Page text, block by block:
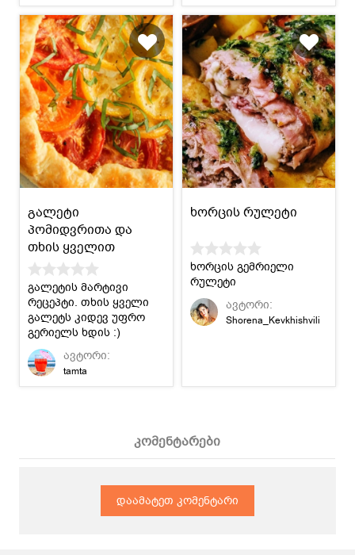
გალეტი
პომიდვრითა და
თხის ყველით
გალეტის მარტივი
რეცეპტი. თხის ყველი
გალეტს კიდევ უფრო
გერიელს ხდის :)
ავტორი:
tamta
ხორცის რულეტი
ხორცის გემრიელი
რულეტი
ავტორი:
Shorena_Kevkhishvili
კომენტარები
დაამატეთ კომენტარი